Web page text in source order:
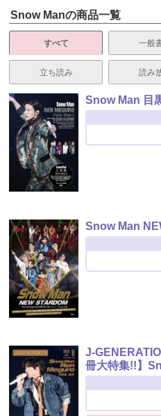
Snow Manの商品一覧
すべて 一般
立ち読み 読み
Snow Man 目
Snow Man
J-
冊大特集!!】